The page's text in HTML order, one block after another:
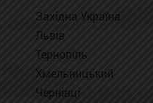
Західна Україна
Львів
Тернопіль
Хмельницький
Чернівці